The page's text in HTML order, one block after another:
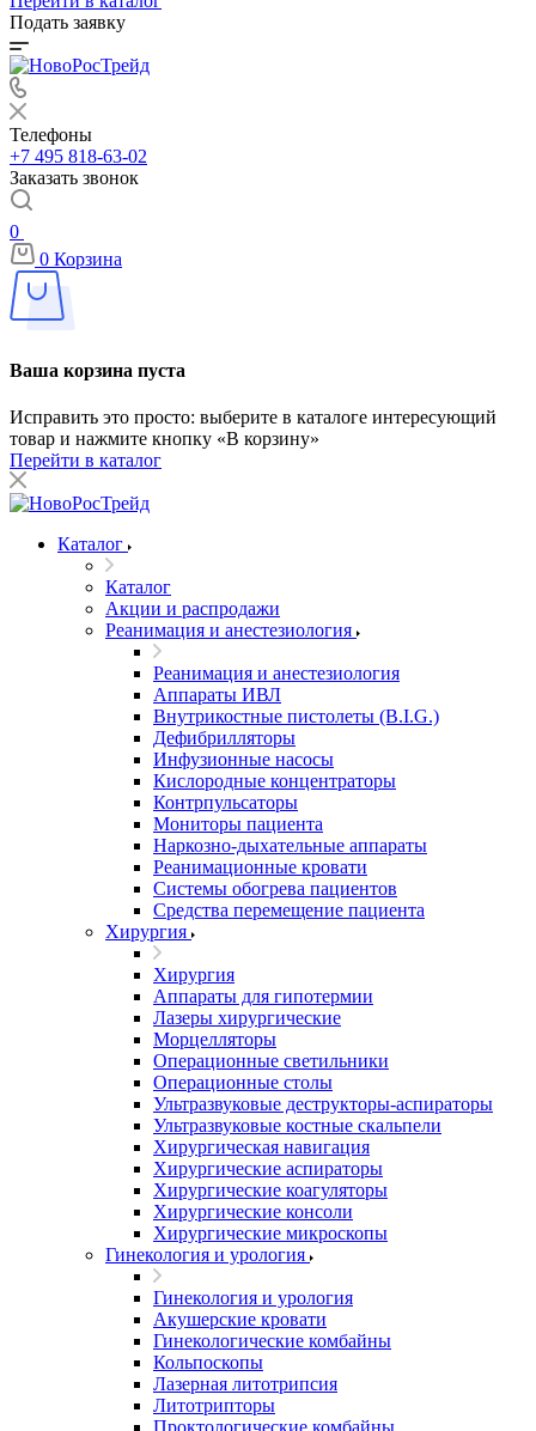
Подать заявку
Телефоны
+7 495 818-63-02
Заказать звонок
0
0 Корзина
Ваша корзина пуста
Исправить это просто: выберите в каталоге интересующий
товар и нажмите кнопку «В корзину»
Перейти в каталог
Каталог
Каталог
Акции и распродажи
Реанимация и анестезиология
Реанимация и анестезиология
Аппараты ИВЛ
Внутрикостные пистолеты (B.I.G.)
Дефибрилляторы
Инфузионные насосы
Кислородные концентраторы
Контрпульсаторы
Мониторы пациента
Наркозно-дыхательные аппараты
Реанимационные кровати
Системы обогрева пациентов
Средства перемещение пациента
Хирургия
Хирургия
Аппараты для гипотермии
Лазеры хирургические
Морцелляторы
Операционные светильники
Операционные столы
Ультразвуковые деструкторы-аспираторы
Ультразвуковые костные скальпели
Хирургическая навигация
Хирургические аспираторы
Хирургические коагуляторы
Хирургические консоли
Хирургические микроскопы
Гинекология и урология
Гинекология и урология
Акушерские кровати
Гинекологические комбайны
Кольпоскопы
Лазерная литотрипсия
Литотрипторы